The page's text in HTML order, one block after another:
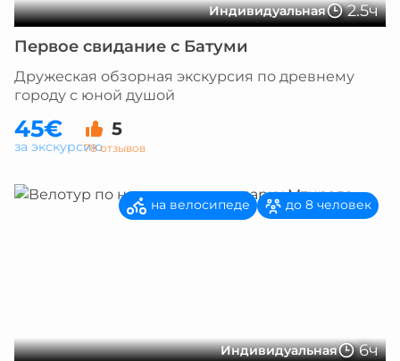
Индивидуальная 2.5ч
Первое свидание с Батуми
Дружеская обзорная экскурсия по древнему
городу с юной душой
45€ 5
78 отзывов
за экскурсию
Индивидуальная 6ч
на велосипеде до 8 человек